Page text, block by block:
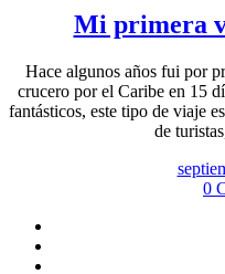
Mi primera
Hace algunos años fui por
crucero por el Caribe en 15
fantásticos, este tipo de viaje
de
0